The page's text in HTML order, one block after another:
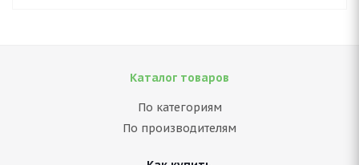
Каталог товаров
По категориям
По производителям